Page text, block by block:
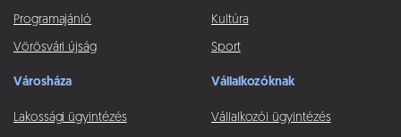
Programajánló
Vörösvári újság
Kultúra
Sport
Városháza
Lakossági ügyintézés
Vállalkozóknak
Vállalkozói ügyintézés